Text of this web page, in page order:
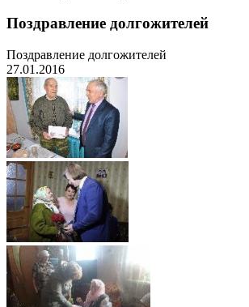
Поздравление долгожителей
Поздравление долгожителей
27.01.2016